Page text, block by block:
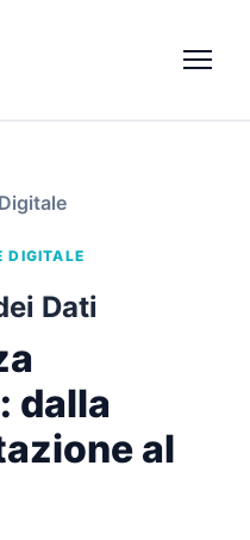
DIGITALE
Dati
dalla
al